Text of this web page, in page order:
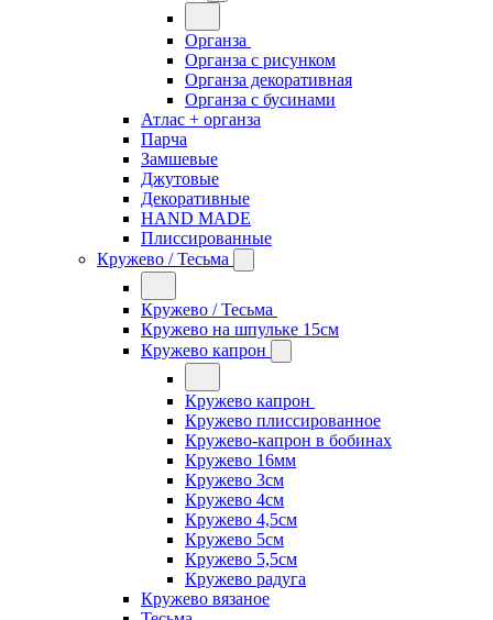
Органза
Органза с рисунком
Органза декоративная
Органза с бусинами
Атлас + органза
Парча
Замшевые
Джутовые
Декоративные
HAND MADE
Плиссированные
Кружево / Тесьма
Кружево / Тесьма
Кружево на шпульке 15см
Кружево капрон
Кружево капрон
Кружево плиссированное
Кружево-капрон в бобинах
Кружево 16мм
Кружево 3см
Кружево 4см
Кружево 4,5см
Кружево 5см
Кружево 5,5см
Кружево радуга
Кружево вязаное